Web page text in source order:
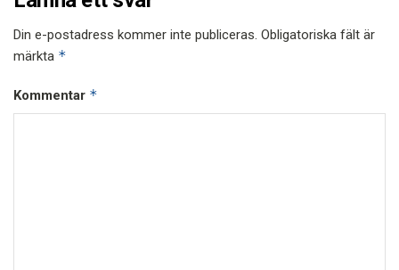
Din e-postadress kommer inte publiceras. Obligatoriska fält är
märkta *
Kommentar *